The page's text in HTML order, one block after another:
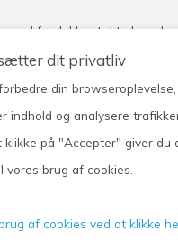
med fordel kontakte
tidsbestilling
Man kan også få
under selvbetjening.
til korte, ikke
svarfrist på 5 hverdage
af kursus, ferie eller andet,
14.00.
dit privatliv
din browseroplevelse,
indhold og analysere
klikke på "Accepter" giver du
vores brug af cookies.
af cookies ved at klikke